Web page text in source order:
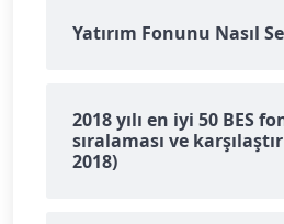
Yatırım Fonunu Nasıl
2018 yılı en iyi 50 BES
sıralaması ve
2018)